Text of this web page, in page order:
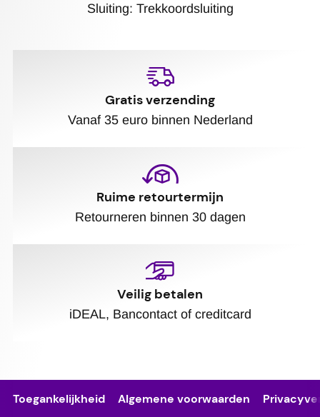
Sluiting: Trekkoordsluiting
Gratis verzending
Vanaf 35 euro binnen Nederland
Ruime retourtermijn
Retourneren binnen 30 dagen
Veilig betalen
iDEAL, Bancontact of creditcard
Toegankelijkheid Algemene voorwaarden